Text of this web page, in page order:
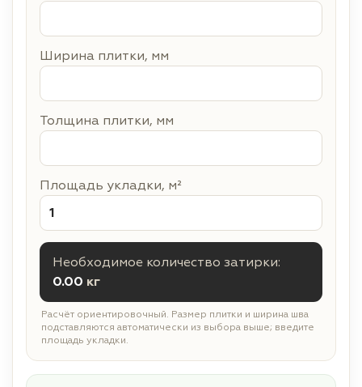
Ширина плитки, мм
Толщина плитки, мм
Площадь укладки, м²
Необходимое количество затирки:
0.00 кг
Расчёт ориентировочный. Размер плитки и ширина шва
подставляются автоматически из выбора выше; введите
площадь укладки.